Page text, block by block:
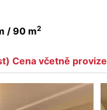
/ 90 m2
Cena včetně provize